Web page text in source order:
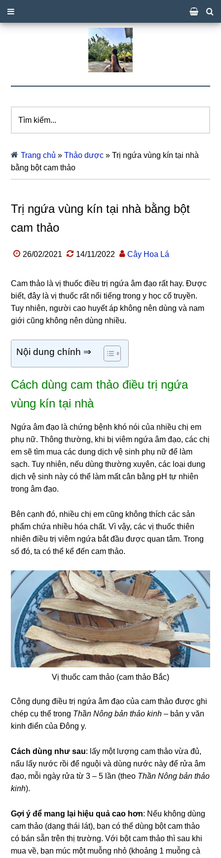
kiếm...
Trang chủ »Thảo dược »Trị ngứa vùng kín tại nhà
bằng bột cam thảo
Trị ngứa vùng kín tại nhà bằng bột
cam thảo
26/02/2021 14/11/2022 Cây Hoa Lá
Cam thảo là vị thuốc điều trị ngứa âm đạo rất hay. Được
biết, đây là vị thuốc rất nổi tiếng trong y học cổ truyền.
Tuy nhiên, người cao huyết áp không nên dùng và nam
giới cũng không nên dùng nhiều.
Nội dung chính ⇒
Cách dùng cam thảo điều trị ngứa
vùng kín tại nhà
Ngứa âm đạo là chứng bệnh khó nói của nhiều chị em
phụ nữ. Thông thường, khi bị viêm ngứa âm đạo, các chị
em sẽ tìm mua các dung dịch vệ sinh phụ nữ để làm
sạch. Tuy nhiên, nếu dùng thường xuyên, các loại dung
dịch vệ sinh này có thể làm mất cân bằng pH tự nhiên
trong âm đạo.
Bên cạnh đó, nhiều chị em cũng không thích các sản
phẩm chứa nhiều hóa chất. Vì vậy, các vị thuốc thiên
nhiên điều trị viêm ngứa bắt đầu được quan tâm. Trong
số đó, ta có thể kể đến cam thảo.
Vị thuốc cam thảo (cam thảo Bắc)
Công dụng điều trị ngứa âm đạo của cam thảo được ghi
chép cụ thể trong Thần Nông bản thảo kinh – bản y văn
kinh điển của Đông y.
Cách dùng như sau: lấy một lượng cam thảo vừa đủ,
nấu lấy nước rồi để nguội và dùng nước này để rửa âm
đạo, mỗi ngày rửa từ 3 – 5 lần (theo Thần Nông bản thảo
kinh).
Gợi ý để mang lại hiệu quả cao hơn: Nếu không dùng
cam thảo (dạng thái lát), bạn có thể dùng bột cam thảo
có bán sẵn trên thị trường. Với bột cam thảo thì sau khi
mua về, bạn múc một muỗng nhỏ (khoảng 1 muỗng cà